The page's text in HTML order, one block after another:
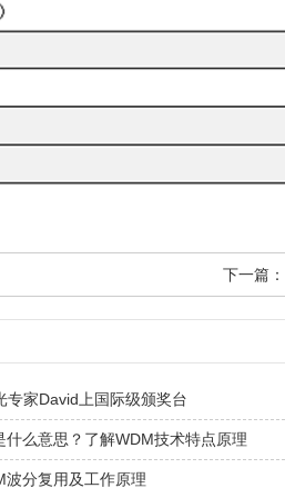
下一篇：
专家David上国际级颁奖台
什么意思？了解WDM技术特点原理
波分复用及工作原理